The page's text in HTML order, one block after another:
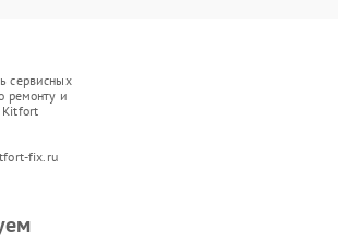
сервисных
ремонту и
Kitfort
fix.ru